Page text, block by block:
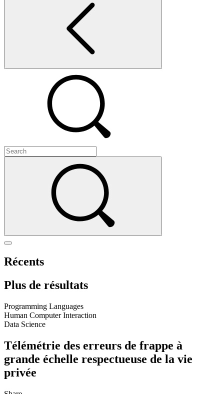
Récents
Plus de résultats
Programming Languages
Human Computer Interaction
Data Science
Télémétrie des erreurs de frappe à
grande échelle respectueuse de la vie
privée